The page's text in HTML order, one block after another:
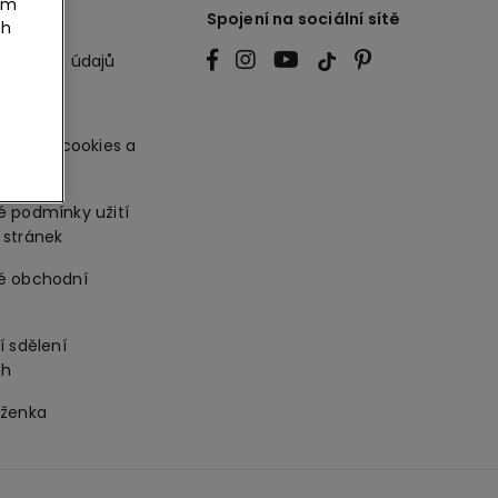
údajů
cookies a
podmínky užití
obchodní
sdělení
Spojení na sociální sítě